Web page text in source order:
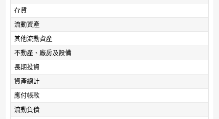
存貨
流動資產
其他流動資產
不動產、廠房及設備
長期投資
資產總計
應付帳款
流動負債